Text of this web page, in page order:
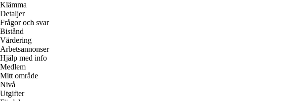
Klämma
Detaljer
Frågor och svar
Bistånd
Värdering
Arbetsannonser
Hjälp med info
Medlem
Mitt område
Nivå
Utgifter